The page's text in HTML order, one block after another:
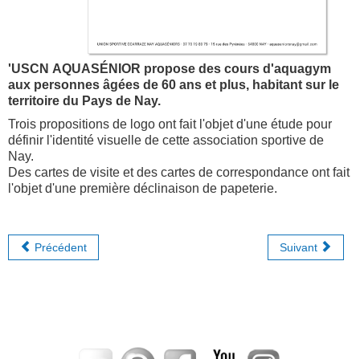
'USCN AQUASÉNIOR propose des cours d'aquagym
aux personnes âgées de 60 ans et plus, habitant sur le
territoire du Pays de Nay.
Trois propositions de logo ont fait l'objet d'une étude pour
définir l'identité visuelle de cette association sportive de
Nay.
Des cartes de visite et des cartes de correspondance ont fait
l'objet d'une première déclinaison de papeterie.
Précédent Suivant